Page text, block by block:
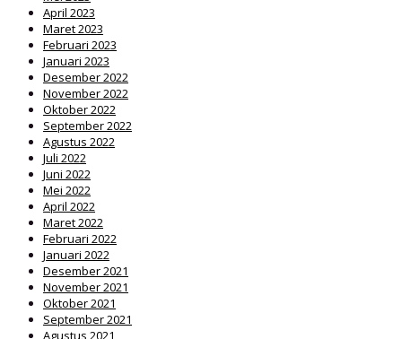
April 2023
Maret 2023
Februari 2023
Januari 2023
Desember 2022
November 2022
Oktober 2022
September 2022
Agustus 2022
Juli 2022
Juni 2022
Mei 2022
April 2022
Maret 2022
Februari 2022
Januari 2022
Desember 2021
November 2021
Oktober 2021
September 2021
Agustus 2021